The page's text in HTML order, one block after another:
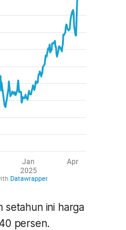
setahun ini harga
persen.